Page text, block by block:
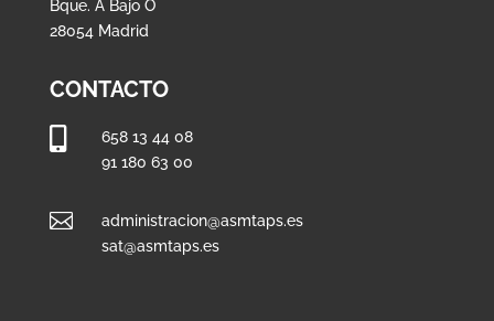
Bque. A Bajo O
28054 Madrid
CONTACTO

658 13 44 08
91 180 63 00

administracion@asmtaps.es
sat@asmtaps.es